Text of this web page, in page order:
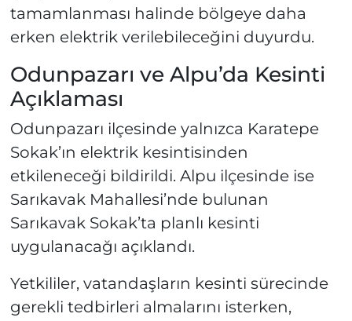
tamamlanması halinde bölgeye daha
erken elektrik verilebileceğini duyurdu.
Odunpazarı ve Alpu’da Kesinti
Açıklaması
Odunpazarı ilçesinde yalnızca Karatepe
Sokak’ın elektrik kesintisinden
etkileneceği bildirildi. Alpu ilçesinde ise
Sarıkavak Mahallesi’nde bulunan
Sarıkavak Sokak’ta planlı kesinti
uygulanacağı açıklandı.
Yetkililer, vatandaşların kesinti sürecinde
gerekli tedbirleri almalarını isterken,